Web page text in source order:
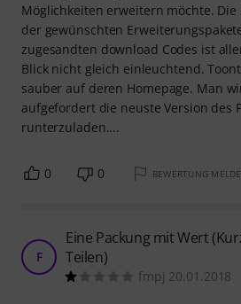
Möglichkeiten erweitern möchte. Die
der gewünschten
zugesandten download Codes ist
Blick nicht gleich einleuchtend.
sauber auf deren Homepage. Man
aufgefordert die neuste Version des
runterzuladen....
0 0 BEWERTUNG
F
Eine Packung mit Wert
Teilen)
fmpj 20.01.2018